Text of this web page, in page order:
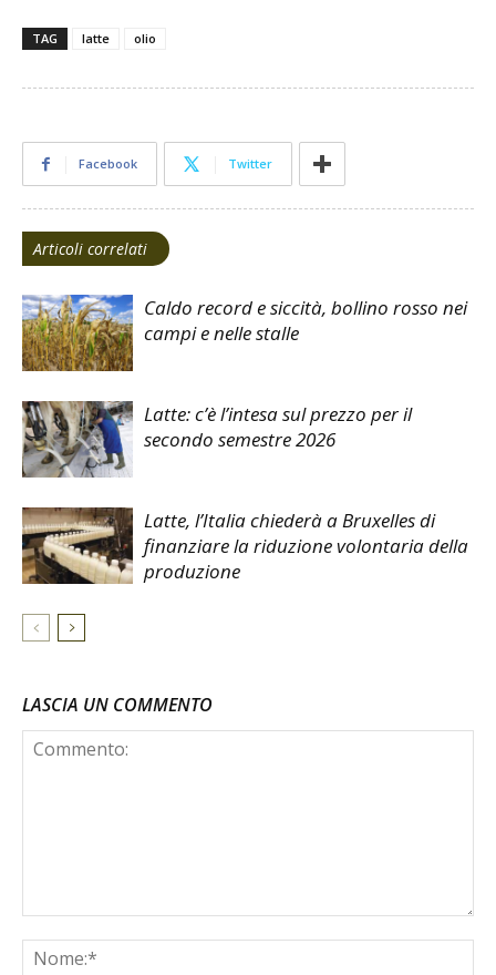
TAG latte olio
Facebook Twitter
Articoli correlati
Caldo record e siccità, bollino rosso nei
campi e nelle stalle
Latte: c’è l’intesa sul prezzo per il
secondo semestre 2026
Latte, l’Italia chiederà a Bruxelles di
finanziare la riduzione volontaria della
produzione
LASCIA UN COMMENTO